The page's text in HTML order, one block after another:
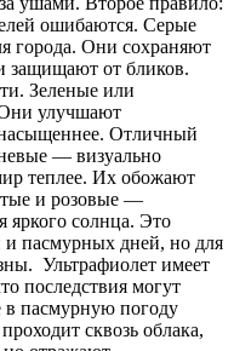
ошибаются. Серые
города. Они сохраняют
защищают от бликов.
Зеленые или
улучшают
Отличный
— визуально
теплее. Их обожают
и розовые —
яркого солнца. Это
и пасмурных дней, но для
Ультрафиолет имеет
последствия могут
в пасмурную погоду
сквозь облака,